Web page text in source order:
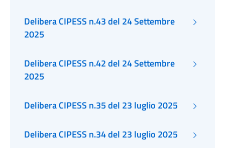
Delibera CIPESS n.43 del 24 Settembre
2025
Delibera CIPESS n.42 del 24 Settembre
2025
Delibera CIPESS n.35 del 23 luglio 2025
Delibera CIPESS n.34 del 23 luglio 2025